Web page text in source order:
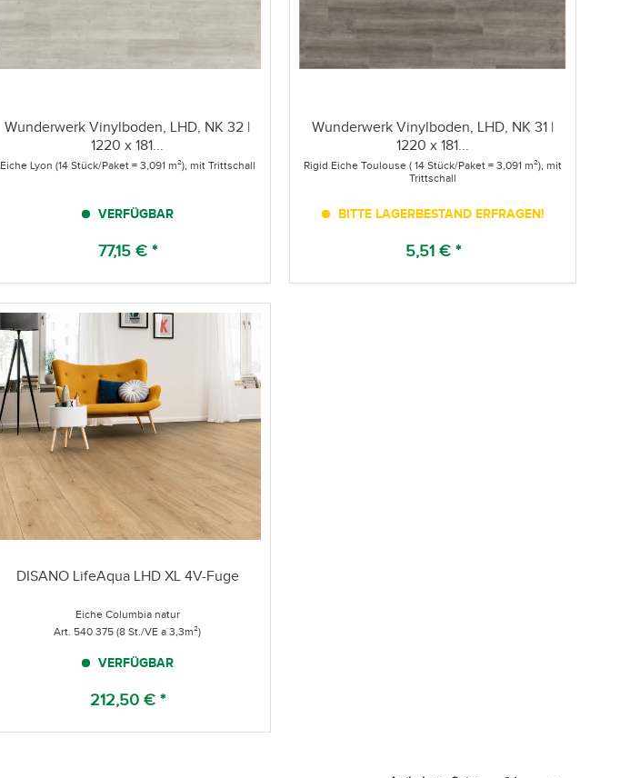
Wunderwerk Vinylboden, LHD, NK 32 |
1220 x 181...
Eiche Lyon (14 Stück/Paket = 3,091 m²), mit Trittschall
VERFÜGBAR
77,15 € *
Wunderwerk Vinylboden, LHD, NK 31 |
1220 x 181...
Rigid Eiche Toulouse ( 14 Stück/Paket = 3,091 m²), mit
Trittschall
BITTE LAGERBESTAND ERFRAGEN!
5,51 € *
DISANO LifeAqua LHD XL 4V-Fuge
Eiche Columbia natur
Art. 540 375 (8 St./VE a`3,3m²)
VERFÜGBAR
212,50 € *